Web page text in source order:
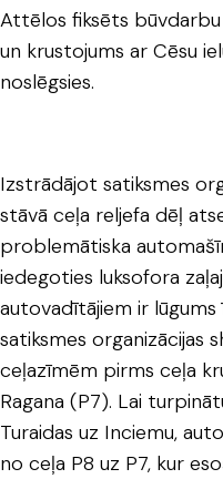
Attēlos fiksēts būvdarbu
un krustojums ar Cēsu
noslēgsies.
Izstrādājot satiksmes
stāvā ceļa reljefa dēļ
problemātiska
iedegoties luksofora
autovadītājiem ir
satiksmes organizācijas
ceļazīmēm pirms ceļa
Ragana (P7). Lai
Turaidas uz Inciemu,
no ceļa P8 uz P7, kur